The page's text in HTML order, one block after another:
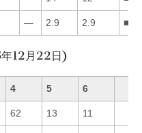
— 2.9 2.9
12月22日)
4 5 6
62 13 11